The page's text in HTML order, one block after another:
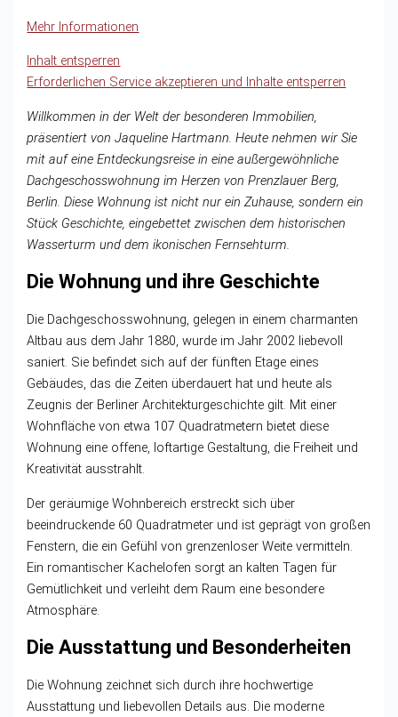
Mehr Informationen
Inhalt entsperren
Erforderlichen Service akzeptieren und Inhalte entsperren
Willkommen in der Welt der besonderen Immobilien,
präsentiert von Jaqueline Hartmann. Heute nehmen wir Sie
mit auf eine Entdeckungsreise in eine außergewöhnliche
Dachgeschosswohnung im Herzen von Prenzlauer Berg,
Berlin. Diese Wohnung ist nicht nur ein Zuhause, sondern ein
Stück Geschichte, eingebettet zwischen dem historischen
Wasserturm und dem ikonischen Fernsehturm.
Die Wohnung und ihre Geschichte
Die Dachgeschosswohnung, gelegen in einem charmanten
Altbau aus dem Jahr 1880, wurde im Jahr 2002 liebevoll
saniert. Sie befindet sich auf der fünften Etage eines
Gebäudes, das die Zeiten überdauert hat und heute als
Zeugnis der Berliner Architekturgeschichte gilt. Mit einer
Wohnfläche von etwa 107 Quadratmetern bietet diese
Wohnung eine offene, loftartige Gestaltung, die Freiheit und
Kreativität ausstrahlt.
Der geräumige Wohnbereich erstreckt sich über
beeindruckende 60 Quadratmeter und ist geprägt von großen
Fenstern, die ein Gefühl von grenzenloser Weite vermitteln.
Ein romantischer Kachelofen sorgt an kalten Tagen für
Gemütlichkeit und verleiht dem Raum eine besondere
Atmosphäre.
Die Ausstattung und Besonderheiten
Die Wohnung zeichnet sich durch ihre hochwertige
Ausstattung und liebevollen Details aus. Die moderne